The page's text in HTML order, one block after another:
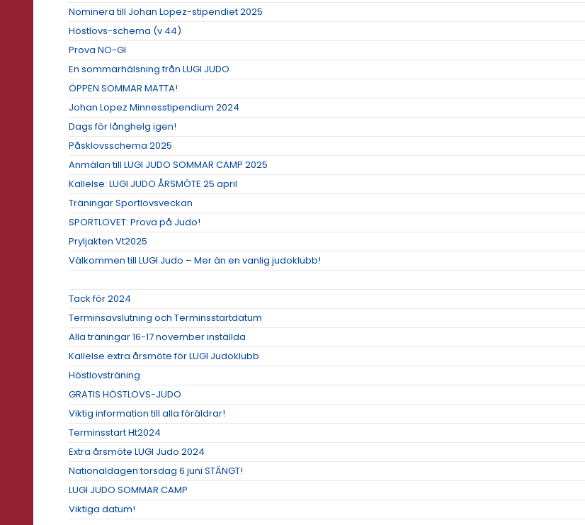
Nominera till Johan Lopez-stipendiet 2025
Höstlovs-schema (v 44)
Prova NO-GI
En sommarhälsning från LUGI JUDO
ÖPPEN SOMMAR MATTA!
Johan Lopez Minnesstipendium 2024
Dags för långhelg igen!
Påsklovsschema 2025
Anmälan till LUGI JUDO SOMMAR CAMP 2025
Kallelse: LUGI JUDO ÅRSMÖTE 25 april
Träningar Sportlovsveckan
SPORTLOVET: Prova på Judo!
Pryljakten Vt2025
Välkommen till LUGI Judo – Mer än en vanlig judoklubb!
Tack för 2024
Terminsavslutning och Terminsstartdatum
Alla träningar 16-17 november inställda
Kallelse extra årsmöte för LUGI Judoklubb
Höstlovsträning
GRATIS HÖSTLOVS-JUDO
Viktig information till alla föräldrar!
Terminsstart Ht2024
Extra årsmöte LUGI Judo 2024
Nationaldagen torsdag 6 juni STÄNGT!
LUGI JUDO SOMMAR CAMP
Viktiga datum!